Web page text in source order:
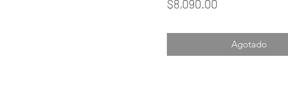
$8,090.00Precio
Agotado